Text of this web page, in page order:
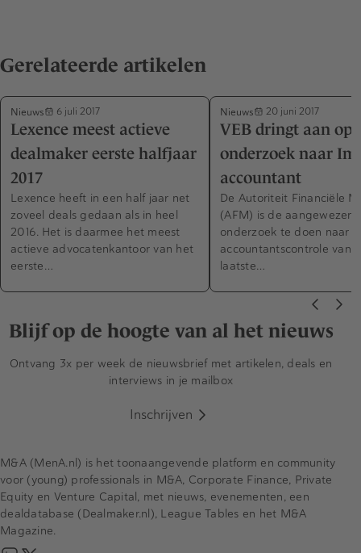
Gerelateerde artikelen
Nieuws 6 juli 2017
Lexence meest actieve
dealmaker eerste halfjaar
2017
Lexence heeft in een half jaar net
zoveel deals gedaan als in heel
2016. Het is daarmee het meest
actieve advocatenkantoor van het
eerste…
Nieuws 20 juni 2017
VEB dringt aan op
onderzoek naar
accountant
De Autoriteit Financiële
(AFM) is de aangewezen
onderzoek te doen naar
accountantscontrole van
laatste…
Blijf op de hoogte van al het nieuws
Ontvang 3x per week de nieuwsbrief met artikelen, deals en
interviews in je mailbox
Inschrijven
M&A (MenA.nl) is het toonaangevende platform en community
voor (young) professionals in M&A, Corporate Finance, Private
Equity en Venture Capital, met nieuws, evenementen, een
dealdatabase (Dealmaker.nl), League Tables en het M&A
Magazine.